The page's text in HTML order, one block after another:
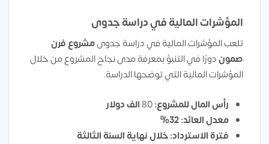
المؤشرات المالية في دراسة جدوى
تلعب المؤشرات المالية في دراسة جدوىمشروع فرن
صموندورًا في التنبؤ بمعرفة مدى نجاح المشروع من خلال
المؤشرات المالية التي توضحها الدراسة.
رأس المال للمشروع:80الف دولار
معدل العائد: 32%
فترة الاسترداد: خلال نهاية السنة الثالثة